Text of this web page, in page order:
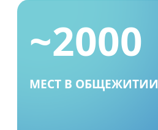
~2000
МЕСТ В ОБЩЕЖИТИИ